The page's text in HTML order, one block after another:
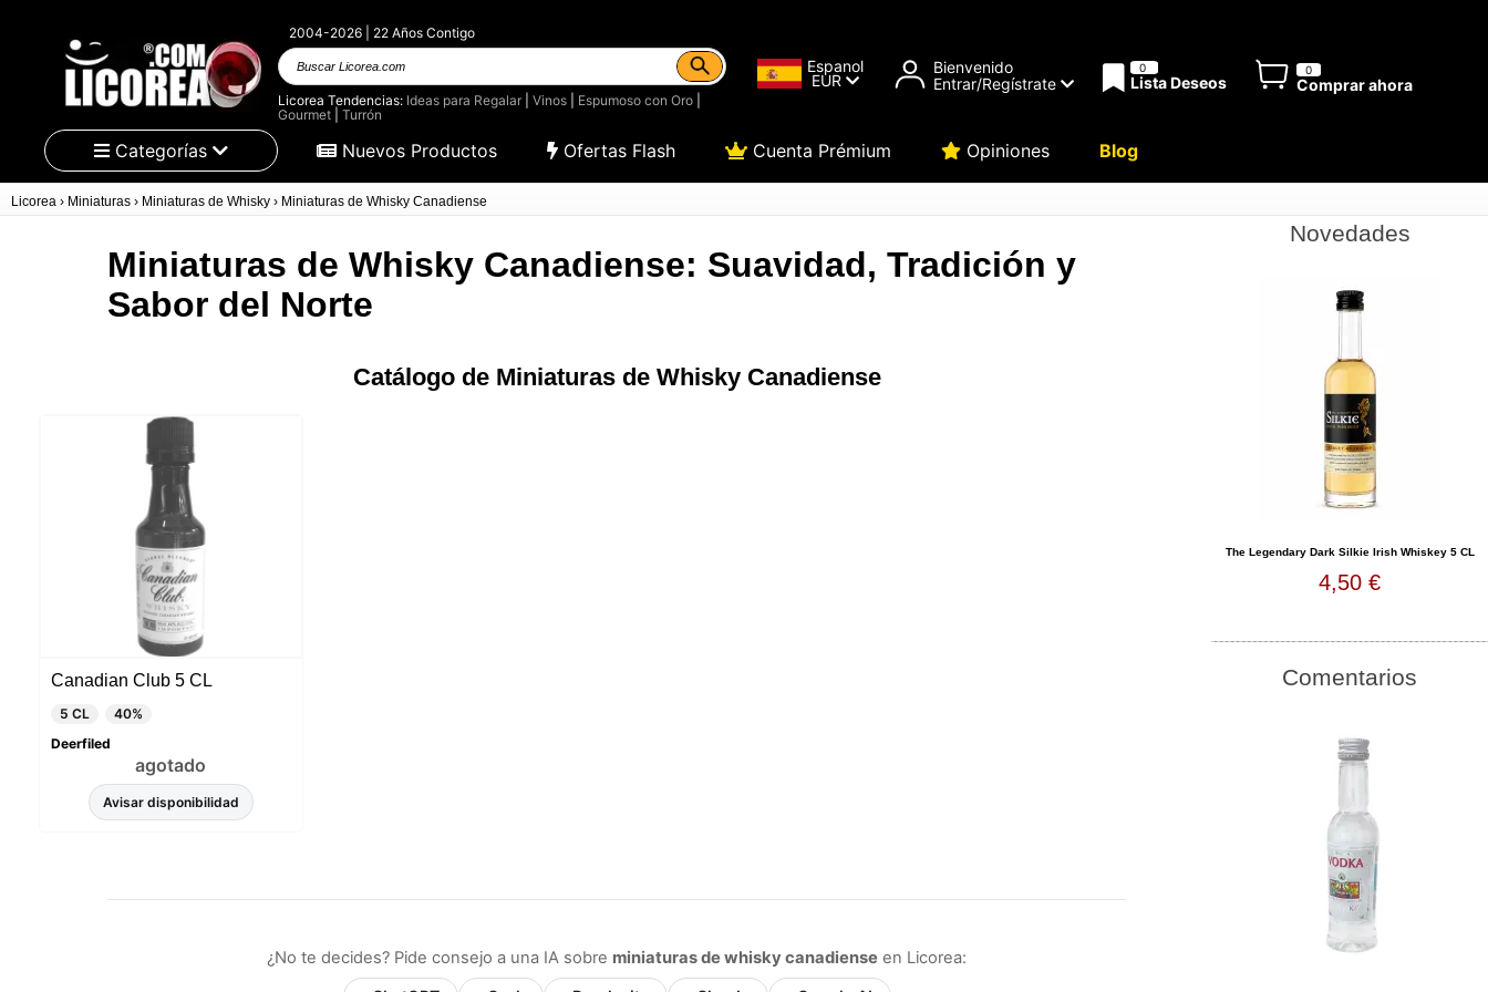
2004-2026 | 22 Años Contigo
Buscar
Licorea.com
Licorea Tendencias: Ideas para Regalar| Vinos| Espumoso con Oro|
Gourmet| Turrón
Espanol
EUR
Bienvenido
Entrar/Regístrate
0
Lista Deseos
0
Comprar ahora
Categorías Nuevos Productos Ofertas Flash Cuenta Prémium Opiniones Blog
Licorea › Miniaturas › Miniaturas de Whisky › Miniaturas de Whisky Canadiense
Miniaturas de Whisky Canadiense: Suavidad, Tradición y
Sabor del Norte
Catálogo de Miniaturas de Whisky Canadiense
Canadian Club 5 CL
5 CL
40%
Deerfiled
agotado
Avisar disponibilidad
¿No te decides? Pide consejo a una IA sobre miniaturas de whisky canadiense en Licorea:
Novedades
The Legendary Dark Silkie Irish Whiskey 5 CL
4,50 €
Comentarios